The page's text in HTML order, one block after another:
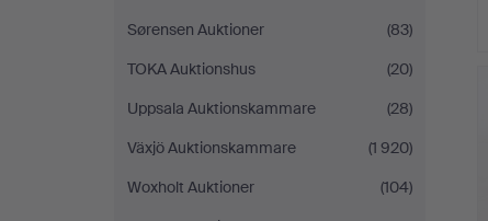
Sørensen Auktioner
(83)
TOKA Auktionshus
(20)
Uppsala Auktionskammare
(28)
Växjö Auktionskammare
(1 920)
Woxholt Auktioner
(104)